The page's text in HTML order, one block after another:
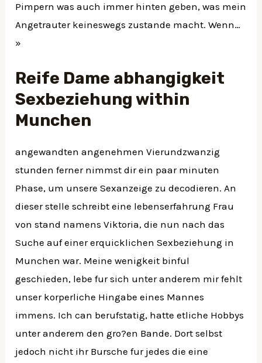
Pimpern was auch immer hinten geben, was mein
Angetrauter keineswegs zustande macht. Wenn…
»
Reife Dame abhangigkeit
Sexbeziehung within
Munchen
angewandten angenehmen Vierundzwanzig
stunden ferner nimmst dir ein paar minuten
Phase, um unsere Sexanzeige zu decodieren. An
dieser stelle schreibt eine lebenserfahrung Frau
von stand namens Viktoria, die nun nach das
Suche auf einer erquicklichen Sexbeziehung in
Munchen war. Meine wenigkeit binful
geschieden, lebe fur sich unter anderem mir fehlt
unser korperliche Hingabe eines Mannes
immens. Ich can berufstatig, hatte etliche Hobbys
unter anderem den gro?en Bande. Dort selbst
jedoch nicht ihr Bursche fur jedes die eine